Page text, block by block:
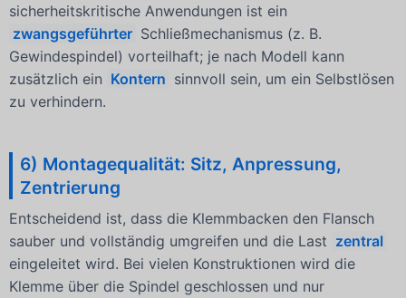
sicherheitskritische Anwendungen ist ein
zwangsgeführter Schließmechanismus (z. B.
Gewindespindel) vorteilhaft; je nach Modell kann
zusätzlich ein Kontern sinnvoll sein, um ein Selbstlösen
zu verhindern.
6) Montagequalität: Sitz, Anpressung,
Zentrierung
Entscheidend ist, dass die Klemmbacken den Flansch
sauber und vollständig umgreifen und die Last zentral
eingeleitet wird. Bei vielen Konstruktionen wird die
Klemme über die Spindel geschlossen und nur